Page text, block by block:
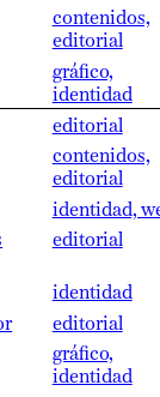
contenidos,
editorial
gráfico,
identidad
editorial
contenidos,
editorial
identidad,
editorial
identidad
editorial
gráfico,
identidad